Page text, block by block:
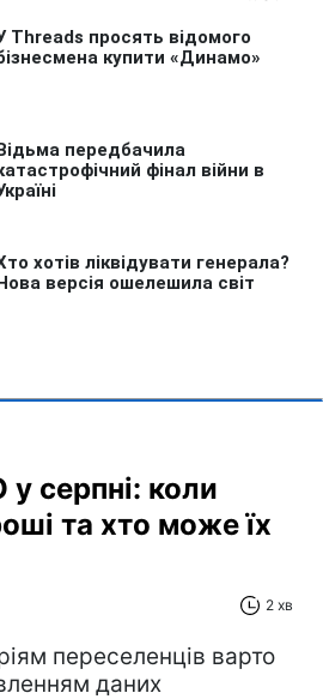
серпні: коли
та хто може їх
2 хв
переселенців варто
даних